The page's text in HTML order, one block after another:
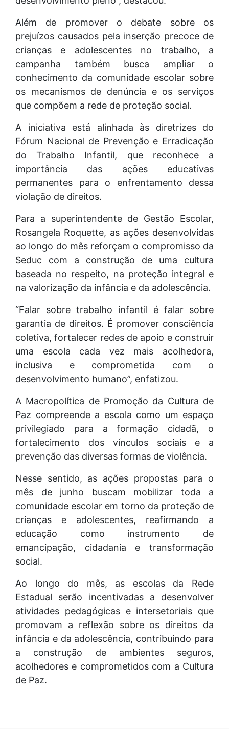
Além de promover o debate sobre os
prejuízos causados pela inserção precoce de
crianças e adolescentes no trabalho, a
campanha também busca ampliar o
conhecimento da comunidade escolar sobre
os mecanismos de denúncia e os serviços
que compõem a rede de proteção social.
A iniciativa está alinhada às diretrizes do
Fórum Nacional de Prevenção e Erradicação
do Trabalho Infantil, que reconhece a
importância das ações educativas
permanentes para o enfrentamento dessa
violação de direitos.
Para a superintendente de Gestão Escolar,
Rosangela Roquette, as ações desenvolvidas
ao longo do mês reforçam o compromisso da
Seduc com a construção de uma cultura
baseada no respeito, na proteção integral e
na valorização da infância e da adolescência.
“Falar sobre trabalho infantil é falar sobre
garantia de direitos. É promover consciência
coletiva, fortalecer redes de apoio e construir
uma escola cada vez mais acolhedora,
inclusiva e comprometida com o
desenvolvimento humano”, enfatizou.
A Macropolítica de Promoção da Cultura de
Paz compreende a escola como um espaço
privilegiado para a formação cidadã, o
fortalecimento dos vínculos sociais e a
prevenção das diversas formas de violência.
Nesse sentido, as ações propostas para o
mês de junho buscam mobilizar toda a
comunidade escolar em torno da proteção de
crianças e adolescentes, reafirmando a
educação como instrumento de
emancipação, cidadania e transformação
social.
Ao longo do mês, as escolas da Rede
Estadual serão incentivadas a desenvolver
atividades pedagógicas e intersetoriais que
promovam a reflexão sobre os direitos da
infância e da adolescência, contribuindo para
a construção de ambientes seguros,
acolhedores e comprometidos com a Cultura
de Paz.